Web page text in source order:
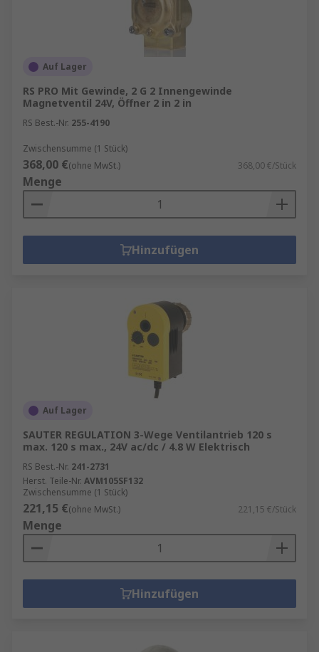
Auf Lager
RS PRO Mit Gewinde, 2 G 2 Innengewinde
Magnetventil 24V, Öffner 2 in 2 in
RS Best.-Nr. 255-4190
Zwischensumme (1 Stück)
368,00 €(ohne MwSt.) 368,00 €/Stück
Menge
Hinzufügen
Auf Lager
SAUTER REGULATION 3-Wege Ventilantrieb 120 s
max. 120 s max., 24V ac/dc / 4.8 W Elektrisch
RS Best.-Nr. 241-2731
Herst. Teile-Nr. AVM105SF132
Zwischensumme (1 Stück)
221,15 €(ohne MwSt.) 221,15 €/Stück
Menge
Hinzufügen